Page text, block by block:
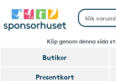
Köp genom denna sida
Butiker
Presentkort